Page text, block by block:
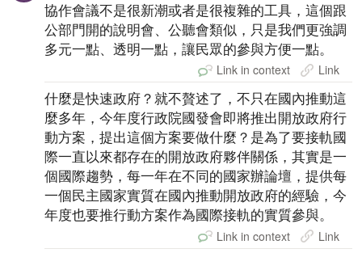
協作會議不是很新潮或者是很複雜的工具，這個跟
公部門開的說明會、公聽會類似，只是我們更強調
多元一點、透明一點，讓民眾的參與方便一點。
Link in context Link
什麼是快速政府？就不贅述了，不只在國內推動這
麼多年，今年度行政院國發會即將推出開放政府行
動方案，提出這個方案要做什麼？是為了要接軌國
際一直以來都存在的開放政府夥伴關係，其實是一
個國際趨勢，每一年在不同的國家辦論壇，提供每
一個民主國家實質在國內推動開放政府的經驗，今
年度也要推行動方案作為國際接軌的實質參與。
Link in context Link